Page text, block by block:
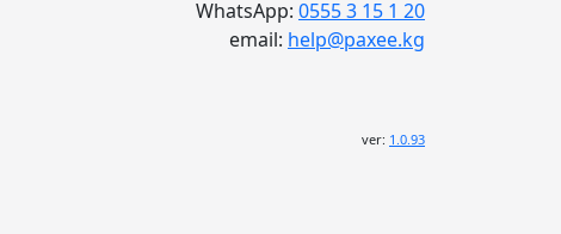
WhatsApp: 0555 3 15 1 20
email: help@paxee.kg
ver: 1.0.93